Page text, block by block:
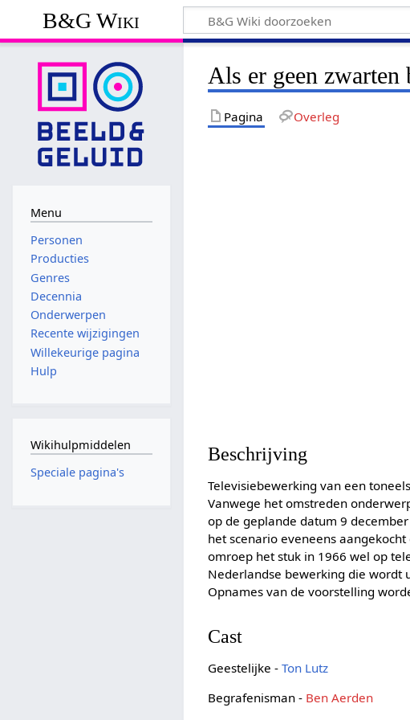
B&G Wiki
Als er geen zwarten
Pagina Overleg
Beschrijving
Televisiebewerking van een
Vanwege het omstreden
op de geplande datum 9
het scenario eveneens
omroep het stuk in 1966 wel op
Nederlandse bewerking die wordt
Opnames van de voorstelling
Cast
Geestelijke -Ton Lutz
Begrafenisman - Ben Aerden
Menu
Personen
Producties
Genres
Decennia
Onderwerpen
Recente wijzigingen
Willekeurige pagina
Hulp
Wikihulpmiddelen
Speciale pagina's